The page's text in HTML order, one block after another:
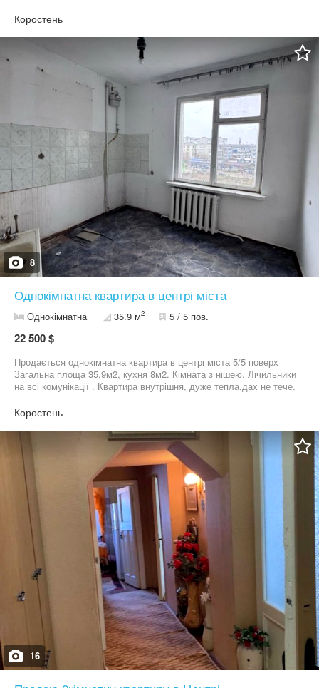
замінено вікна на металопластик ,частково у кімнатах зроблений
косметичний ремонт . Ціна 36500$ Щоб одержати необхідну
інформацію ,будь ласка,дзвоніть по даному телефону Квартира
продається тільки через агентство нерухомості "Дім рієл" В
любий Вам час покажу. Тел :09*********63 Галина
Коростень
8
Однокімнатна квартира в центрі міста
Однокімнатна 35.9 м2 5 / 5 пов.
22 500 $
Продається однокімнатна квартира в центрі міста 5/5 поверх
Загальна площа 35,9м2, кухня 8м2. Кімната з нішею. Лічильники
на всі комунікації . Квартира внутрішня, дуже тепла,дах не тече.
22500$ Т. 06******20 Т. 06******15
Коростень
16